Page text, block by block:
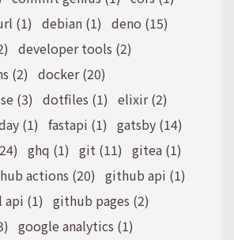
(1) debian (1) deno (15)
developer tools (2)
(2) docker (20)
(3) dotfiles (1) elixir (2)
(1) fastapi (1) gatsby (14)
ghq (1) git (11) gitea (1)
actions (20) github api (1)
(1) github pages (2)
google analytics (1)